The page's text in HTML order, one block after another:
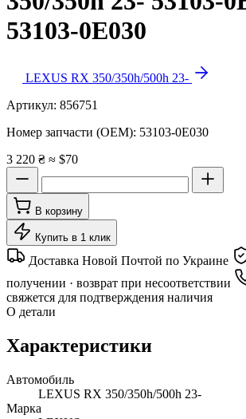
53103-0E030
LEXUS RX 350/350h/500h 23-
Артикул: 856751
Номер запчасти (OEM): 53103-0E030
3 220 ₴ ≈ $70
В корзину
Купить в 1 клик
Доставка Новой Почтой по Украине
получении · возврат при несоответствии
свяжется для подтверждения наличия
О детали
Характеристики
Автомобиль
LEXUS RX 350/350h/500h 23-
Марка